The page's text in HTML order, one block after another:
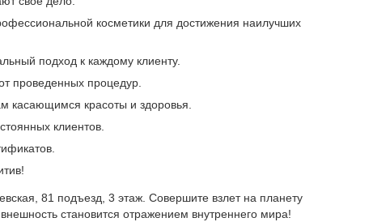
косметики для достижения наилучших
подход к каждому клиенту.
проведенных процедур.
касающимся красоты и здоровья.
клиентов.
81 подъезд, 3 этаж. Совершите взлет на планету
становится отражением внутреннего мира!